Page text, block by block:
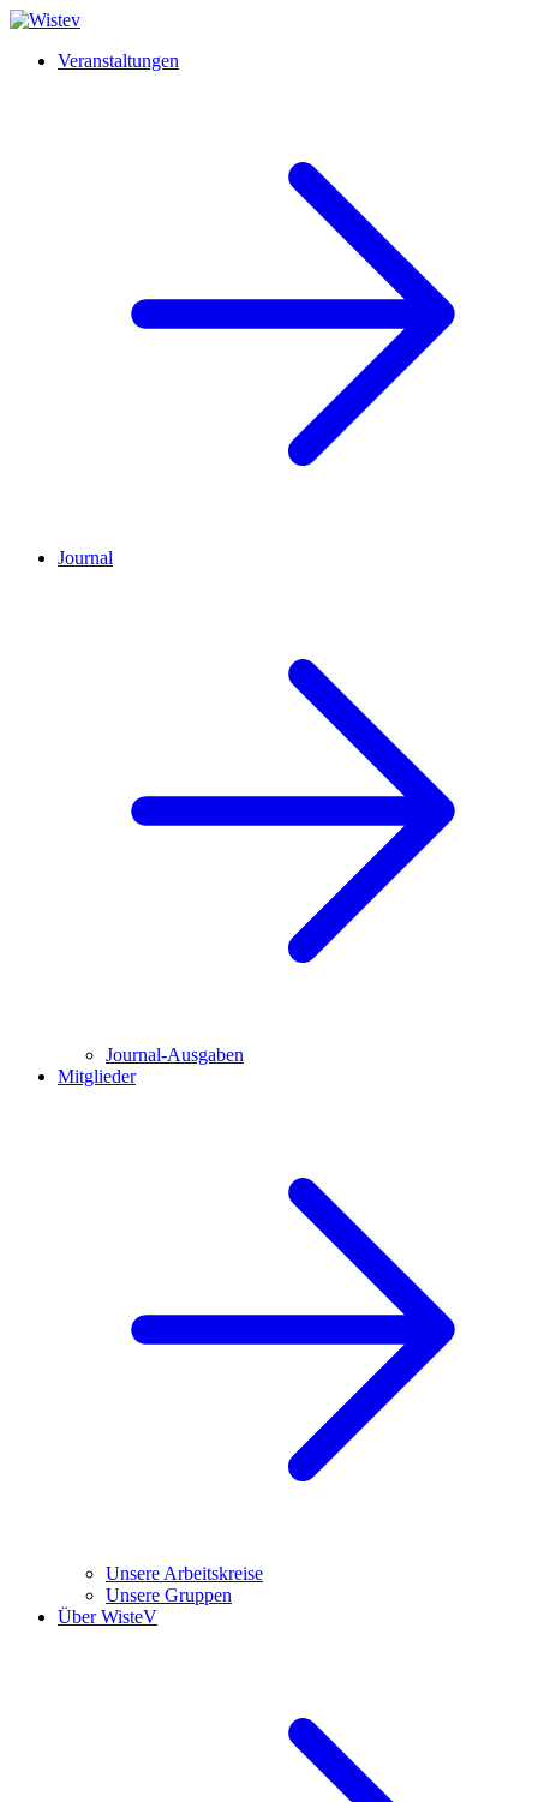
Veranstaltungen
Journal
Journal-Ausgaben
Mitglieder
Unsere Arbeitskreise
Unsere Gruppen
Über WisteV